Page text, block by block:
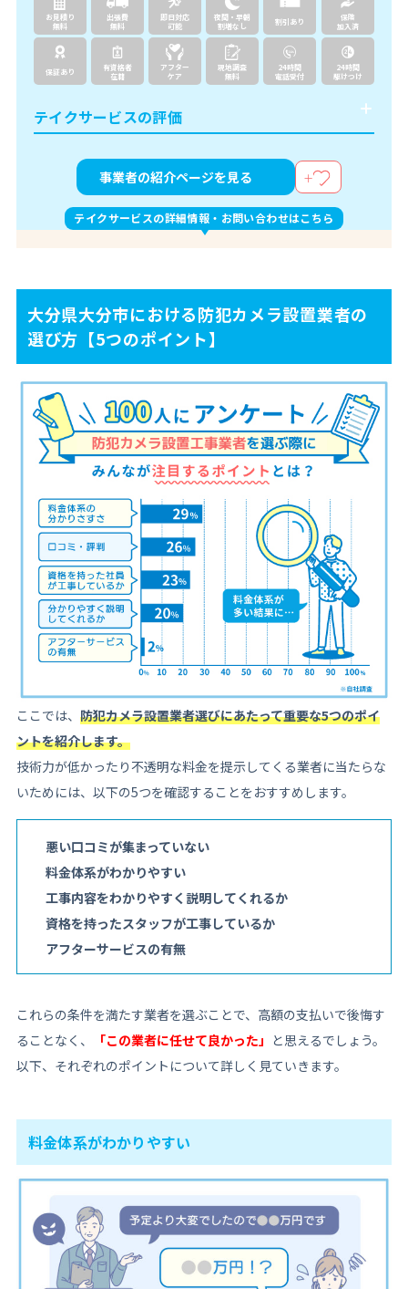
お見積り
無料
出張費
無料
即日対応
可能
夜間・早朝
割増なし
割引あり
保険
加入済
保証あり
有資格者
在籍
アフター
ケア
現地調査
無料
24時間
電話受付
24時間
駆けつけ
テイクサービスの評価
事業者の紹介ページを見る
テイクサービスの詳細情報・お問い合わせはこちら
大分県大分市における防犯カメラ設置業者の
選び方【5つのポイント】
ここでは、 防犯カメラ設置業者選びにあたって重要な5つのポイ
ントを紹介します。
技術力が低かったり不透明な料金を提示してくる業者に当たらな
いためには、以下の5つを確認することをおすすめします。
悪い口コミが集まっていない
料金体系がわかりやすい
工事内容をわかりやすく説明してくれるか
資格を持ったスタッフが工事しているか
アフターサービスの有無
これらの条件を満たす業者を選ぶことで、高額の支払いで後悔す
ることなく、
「この業者に任せて良かった」 と思えるでしょう。
以下、それぞれのポイントについて詳しく見ていきます。
料金体系がわかりやすい